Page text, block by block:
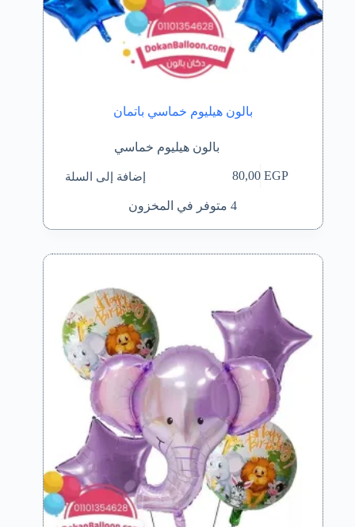
بالون هيليوم خماسي باتمان
بالون هيليوم خماسي
80,00EGP إضافة إلى السلة
4 متوفر في المخزون